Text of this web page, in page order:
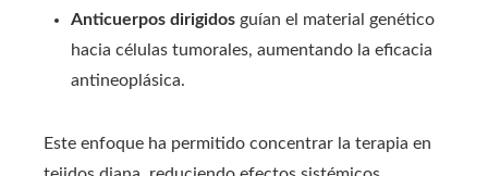
Anticuerpos dirigidos guían el material genético
hacia células tumorales, aumentando la eficacia
antineoplásica.
Este enfoque ha permitido concentrar la terapia en